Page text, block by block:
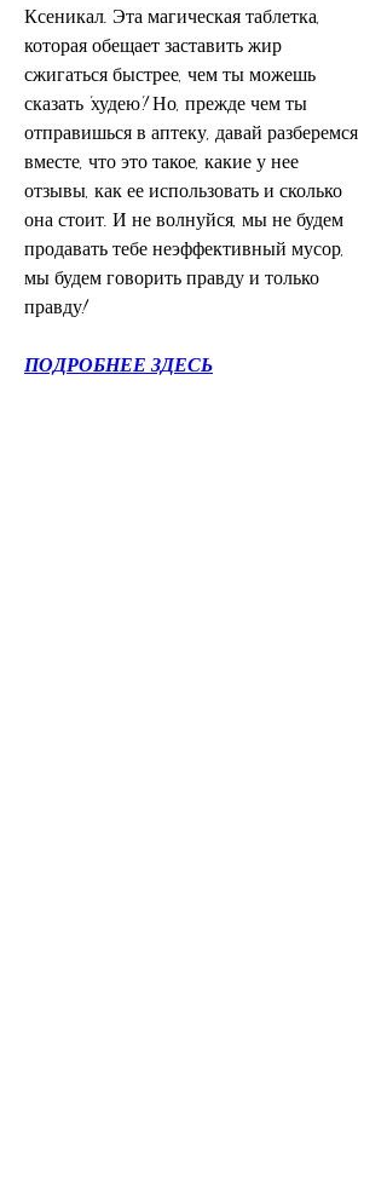
Ксеникал. Эта магическая таблетка,
которая обещает заставить жир
сжигаться быстрее, чем ты можешь
сказать 'худею'! Но, прежде чем ты
отправишься в аптеку, давай разберемся
вместе, что это такое, какие у нее
отзывы, как ее использовать и сколько
она стоит. И не волнуйся, мы не будем
продавать тебе неэффективный мусор,
мы будем говорить правду и только
правду!
ПОДРОБНЕЕ ЗДЕСЬ